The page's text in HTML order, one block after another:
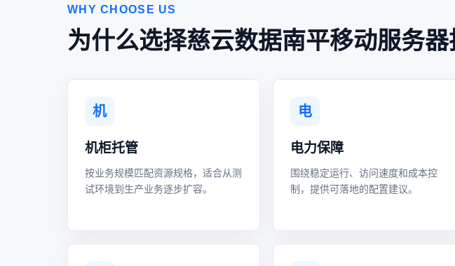
WHY CHOOSE US
为什么选择慈云数据南平移动服务器
机
机柜托管
按业务规模匹配资源规格，适合从测
试环境到生产业务逐步扩容。
电
电力保障
围绕稳定运行、访问速度和成本控
制，提供可落地的配置建议。